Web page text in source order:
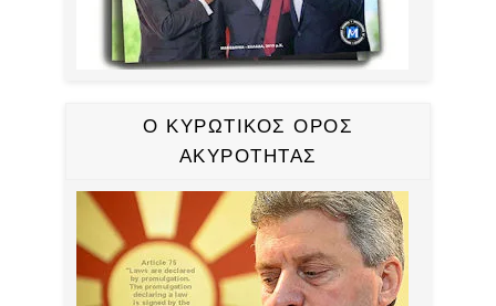
Ο ΚΥΡΩΤΙΚΟΣ ΟΡΟΣ
ΑΚΥΡΟΤΗΤΑΣ